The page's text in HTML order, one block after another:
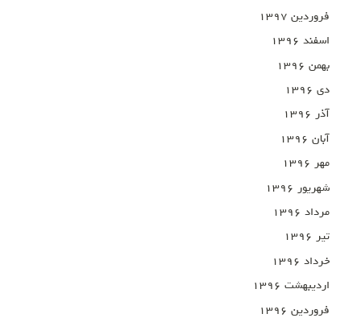
فروردین ۱۳۹۷
اسفند ۱۳۹۶
بهمن ۱۳۹۶
دی ۱۳۹۶
آذر ۱۳۹۶
آبان ۱۳۹۶
مهر ۱۳۹۶
شهریور ۱۳۹۶
مرداد ۱۳۹۶
تیر ۱۳۹۶
خرداد ۱۳۹۶
اردیبهشت ۱۳۹۶
فروردین ۱۳۹۶